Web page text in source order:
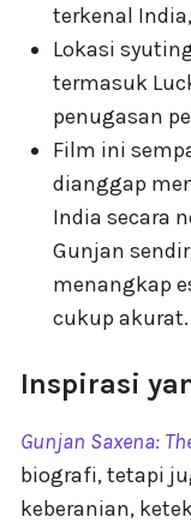
terkenal India,
Lokasi
termasuk
penugasan
Film ini
dianggap
India secara
Gunjan
menangkap
cukup akurat.
Inspirasi
Gunjan Saxena:
biografi, tetapi
keberanian,